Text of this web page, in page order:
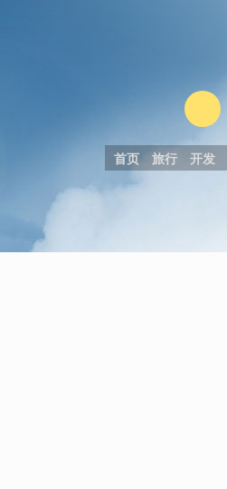
首页 旅行 开发